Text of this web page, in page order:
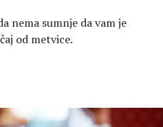
nema sumnje da vam je
od metvice.